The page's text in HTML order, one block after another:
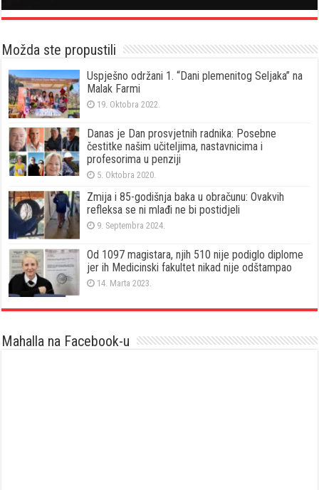
Možda ste propustili
Uspješno održani 1. “Dani plemenitog Seljaka” na
Malak Farmi
19. Oktobra 2022.
Danas je Dan prosvjetnih radnika: Posebne
čestitke našim učiteljima, nastavnicima i
profesorima u penziji
5. Oktobra 2020.
Zmija i 85-godišnja baka u obračunu: Ovakvih
refleksa se ni mlađi ne bi postidjeli
9. Septembra 2024.
Od 1097 magistara, njih 510 nije podiglo diplome
jer ih Medicinski fakultet nikad nije odštampao
14. Marta 2023.
Mahalla na Facebook-u